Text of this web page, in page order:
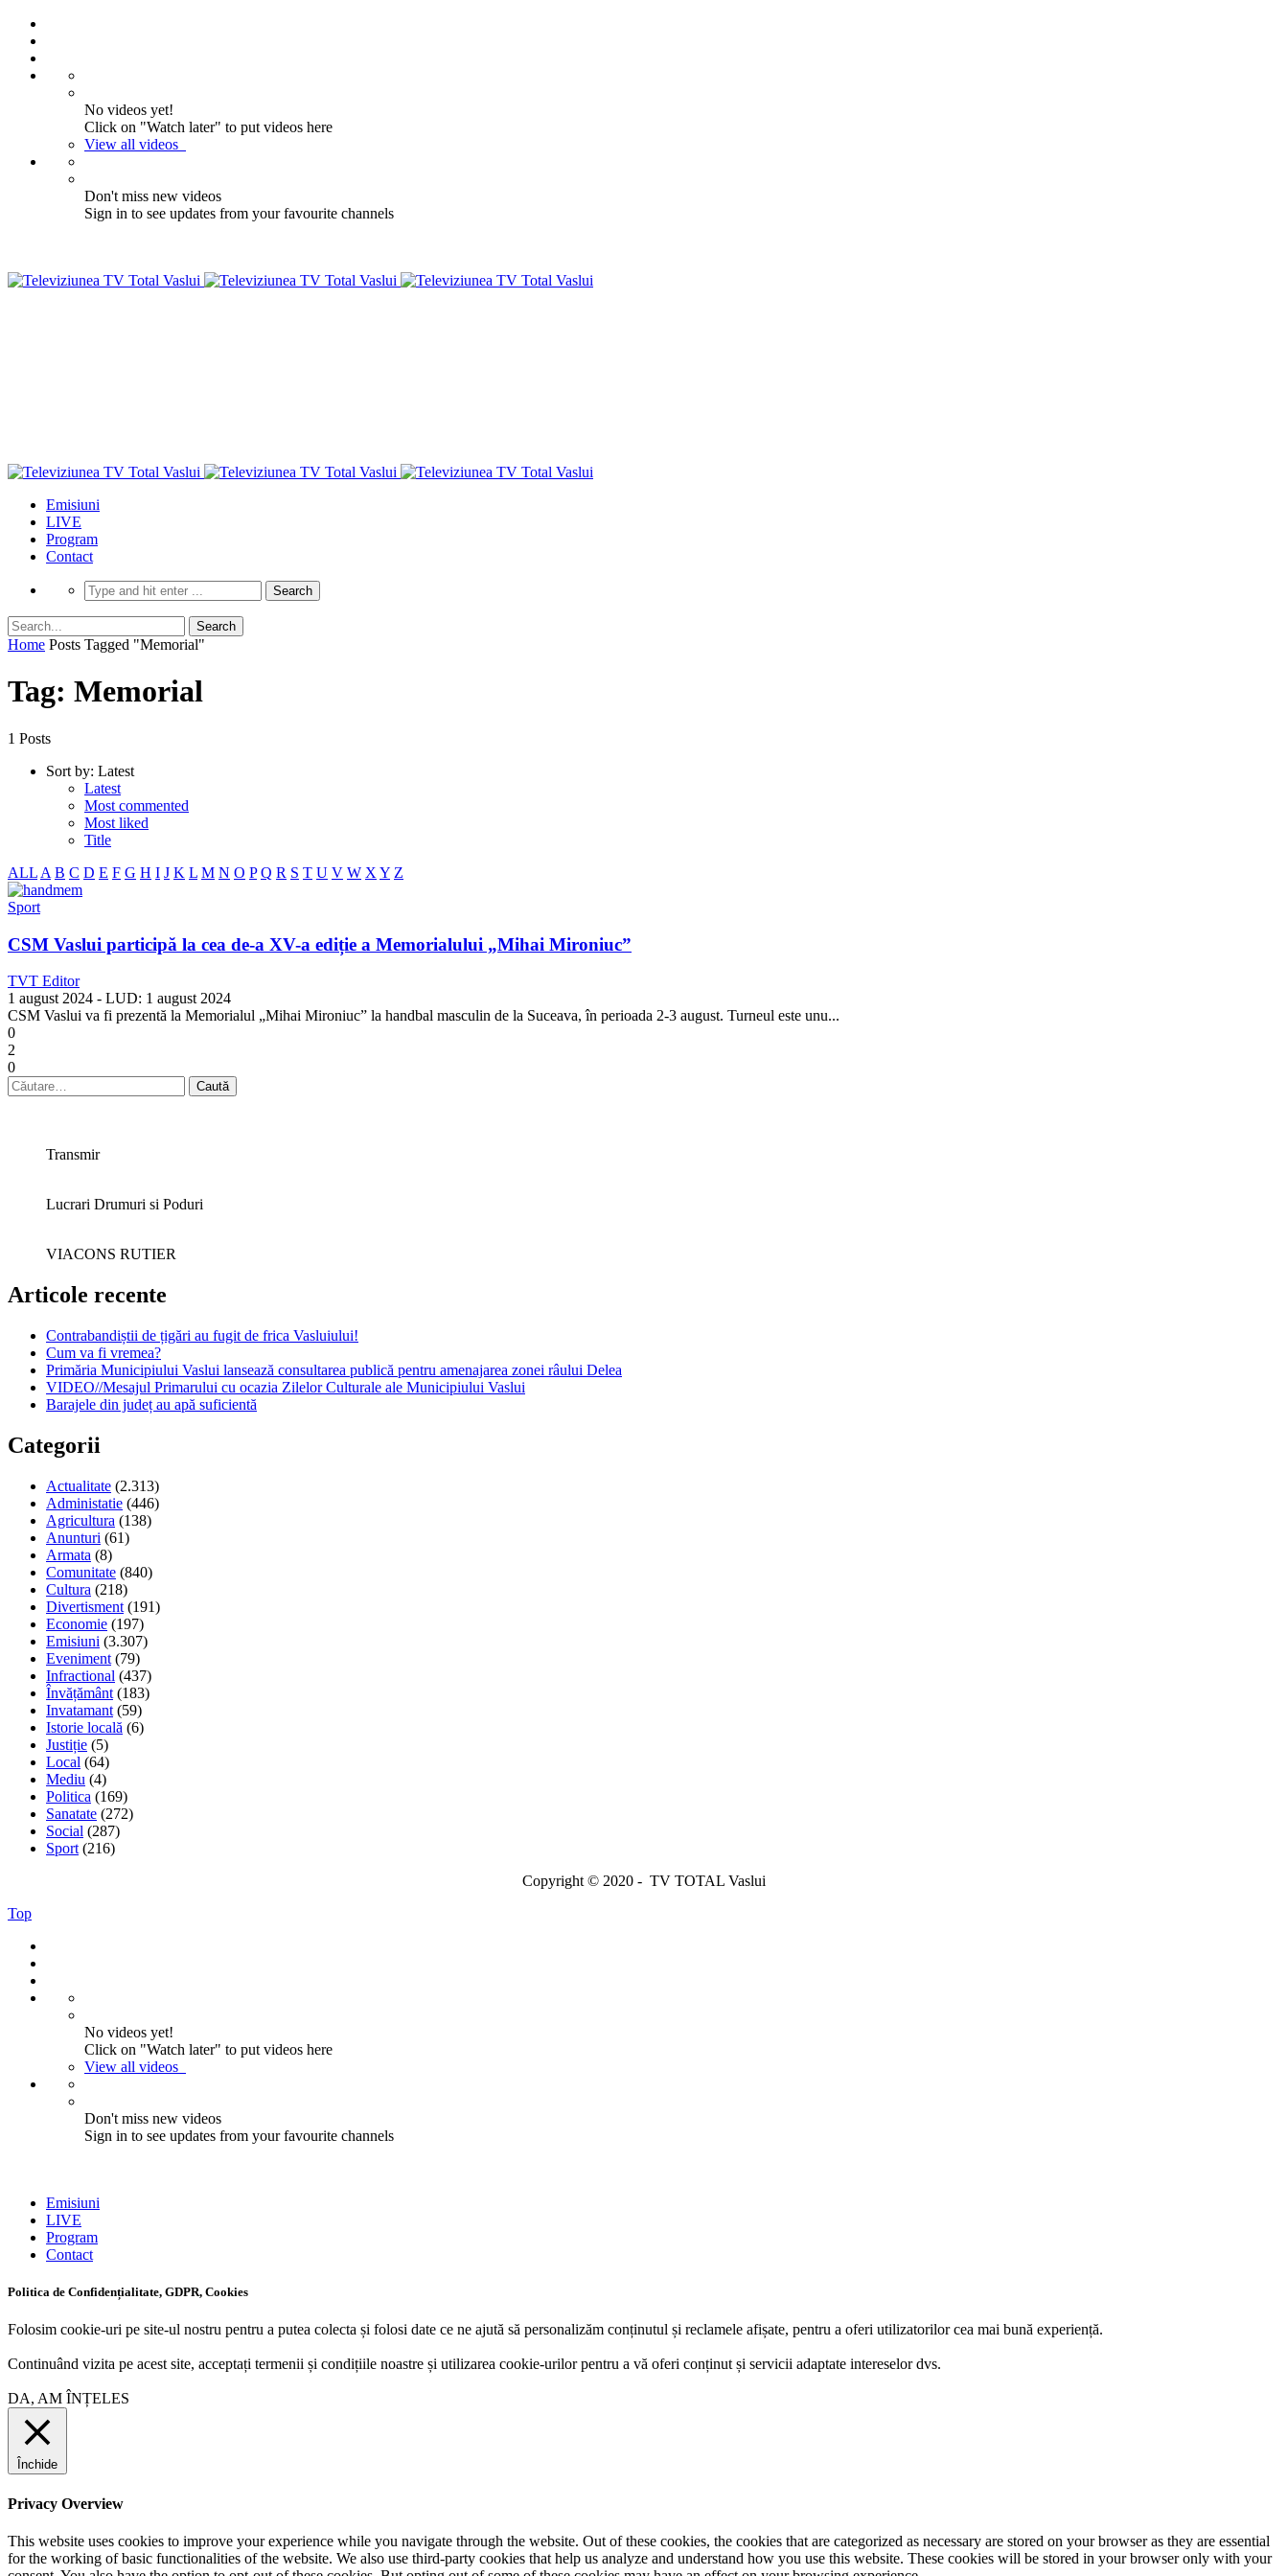
No videos yet!
Click on "Watch later" to put videos here
View all videos
Don't miss new videos
Sign in to see updates from your favourite channels
Emisiuni
LIVE
Program
Contact
Home Posts Tagged "Memorial"
Tag: Memorial
1 Posts
Sort by: Latest
Latest
Most commented
Most liked
Title
ALL A B C D E F G H I J K L M N O P Q R S T U V W X Y Z
Sport
CSM Vaslui participă la cea de-a XV-a ediție a Memorialului „Mihai Mironiuc”
TVT Editor
1 august 2024 - LUD: 1 august 2024
CSM Vaslui va fi prezentă la Memorialul „Mihai Mironiuc” la handbal masculin de la Suceava, în perioada 2-3 august. Turneul este unu...
0
2
0
Caută
după:
Transmir
Lucrari Drumuri si Poduri
VIACONS RUTIER
Articole recente
Contrabandiștii de țigări au fugit de frica Vasluiului!
Cum va fi vremea?
Primăria Municipiului Vaslui lansează consultarea publică pentru amenajarea zonei râului Delea
VIDEO//Mesajul Primarului cu ocazia Zilelor Culturale ale Municipiului Vaslui
Barajele din județ au apă suficientă
Categorii
Actualitate (2.313)
Administatie (446)
Agricultura (138)
Anunturi (61)
Armata (8)
Comunitate (840)
Cultura (218)
Divertisment (191)
Economie (197)
Emisiuni (3.307)
Eveniment (79)
Infractional (437)
Învățământ (183)
Invatamant (59)
Istorie locală (6)
Justiție (5)
Local (64)
Mediu (4)
Politica (169)
Sanatate (272)
Social (287)
Sport (216)
Copyright © 2020 - TV TOTAL Vaslui
Top
No videos yet!
Click on "Watch later" to put videos here
View all videos
Don't miss new videos
Sign in to see updates from your favourite channels
Emisiuni
LIVE
Program
Contact
Politica de Confidențialitate, GDPR, Cookies
Folosim cookie-uri pe site-ul nostru pentru a putea colecta și folosi date ce ne ajută să personalizăm conținutul și reclamele afișate, pentru a oferi utilizatorilor cea mai bună experiență.
Continuând vizita pe acest site, acceptați termenii și condițiile noastre și utilizarea cookie-urilor pentru a vă oferi conținut și servicii adaptate intereselor dvs.
DA, AM ÎNȚELES
Închide
Privacy Overview
This website uses cookies to improve your experience while you navigate through the website. Out of these cookies, the cookies that are categorized as necessary are stored on your browser as they are essential
for the working of basic functionalities of the website. We also use third-party cookies that help us analyze and understand how you use this website. These cookies will be stored in your browser only with your